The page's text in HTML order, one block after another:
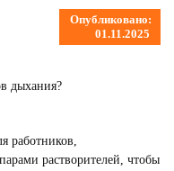
Опубликовано:
01.11.2025
работников,
растворителей, чтобы